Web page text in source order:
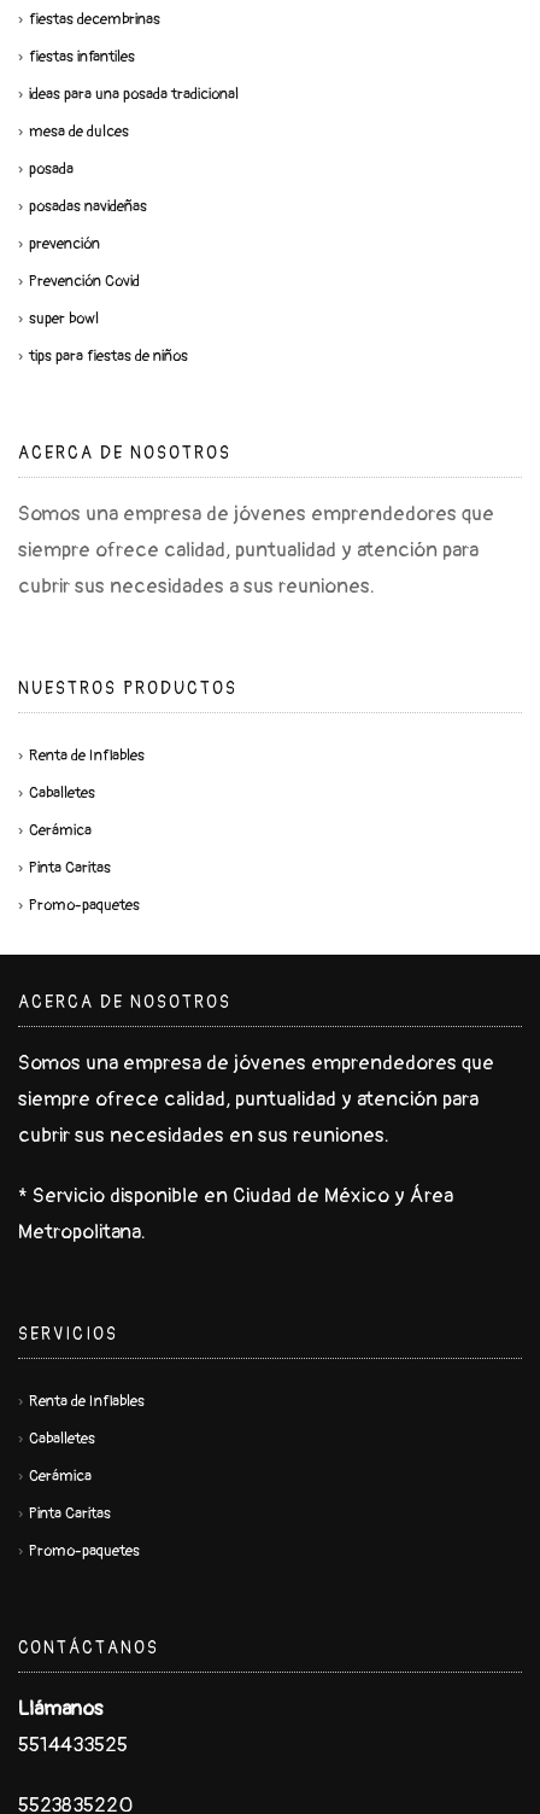
fiestas decembrinas
fiestas infantiles
ideas para una posada tradicional
mesa de dulces
posada
posadas navideñas
prevención
Prevención Covid
super bowl
tips para fiestas de niños
ACERCA DE NOSOTROS
Somos una empresa de jóvenes emprendedores que
siempre ofrece calidad, puntualidad y atención para
cubrir sus necesidades a sus reuniones.
NUESTROS PRODUCTOS
Renta de Inflables
Caballetes
Cerámica
Pinta Caritas
Promo-paquetes
ACERCA DE NOSOTROS
Somos una empresa de jóvenes emprendedores que
siempre ofrece calidad, puntualidad y atención para
cubrir sus necesidades en sus reuniones.
* Servicio disponible en Ciudad de México y Área
Metropolitana.
SERVICIOS
Renta de Inflables
Caballetes
Cerámica
Pinta Caritas
Promo-paquetes
CONTÁCTANOS
Llámanos
5514433525
5523835220